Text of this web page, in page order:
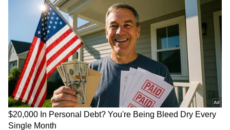
ಉತ್ತಮ ಪ್ರಗತಿ ಕಾಣಬಹುದು. ವಿದ್ಯಾರ್ಥಿಗಳು ಸ್ಪರ್ಧಾತ್ಮಕ
ಪರೀಕ್ಷೆಗಳಲ್ಲಿ ಉತ್ತಮವಾಗಿ ಕಾರ್ಯನಿರ್ವಹಿಸುವ
ಅವಕಾಶವಿದೆ. ಸ್ನೇಹಿತರು ಮತ್ತು ಸಂಬಂಧಿಕರ ಬೆಂಬಲ
ಹೆಚ್ಚಾಗುತ್ತದೆ. ಮನಸ್ಸಿನಲ್ಲಿದ್ದ ಗೊಂದಲಗಳು ಕಡಿಮೆಯಾಗಿ,
ಆತ್ಮವಿಶ್ವಾಸ ಹೆಚ್ಚಾಗಬಹುದು.